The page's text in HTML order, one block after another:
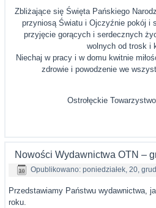
Zbliżające się Święta Pańskiego
przyniosą Światu i Ojczyźnie pokój i
przyjęcie gorących i serdecznych
wolnych od trosk i
Niechaj w pracy i w domu kwitnie
zdrowie i powodzenie we
Ostrołęckie
Nowości Wydawnictwa OTN –
Opublikowano: poniedziałek, 20,
Przedstawiamy Państwu wydawnictwa,
roku.